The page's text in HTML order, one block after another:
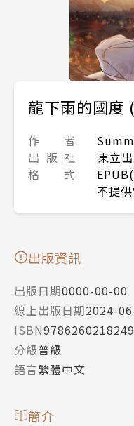
龍下雨的國度
作 者
出 版 社
東立
格 式
不提
出版資訊
出版日期0000-00-00
線上出版日期2024-
ISBN9786260218249
分級普級
語言繁體中文
簡介